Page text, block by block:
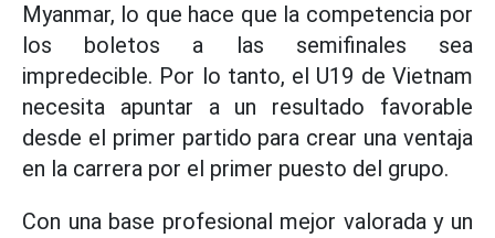
Myanmar, lo que hace que la competencia por
los boletos a las semifinales sea
impredecible. Por lo tanto, el U19 de Vietnam
necesita apuntar a un resultado favorable
desde el primer partido para crear una ventaja
en la carrera por el primer puesto del grupo.
Con una base profesional mejor valorada y un